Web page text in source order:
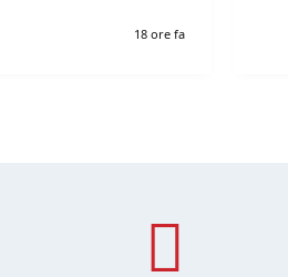
disponibilissimi. Grazie
18 ore fa